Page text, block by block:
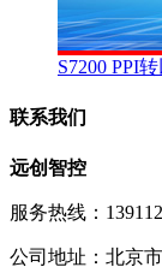
S7200 PPI
联系我们
远创智控
服务热线：
公司地址：北京